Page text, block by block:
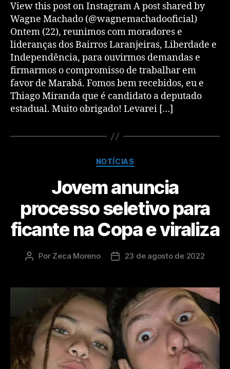
View this post on Instagram A post shared by
Wagne Machado (@wagnemachadooficial)
Ontem (22), reunimos com moradores e
lideranças dos Bairros Laranjeiras, Liberdade e
Independência, para ouvirmos demandas e
firmarmos o compromisso de trabalhar em
favor de Marabá. Fomos bem recebidos, eu e
Thiago Miranda que é candidato a deputado
estadual. Muito obrigado! Levarei […]
NOTÍCIAS
Jovem anuncia
processo seletivo para
ficante na Copa e viraliza
Por Zeca Moreno 23 de agosto de 2022